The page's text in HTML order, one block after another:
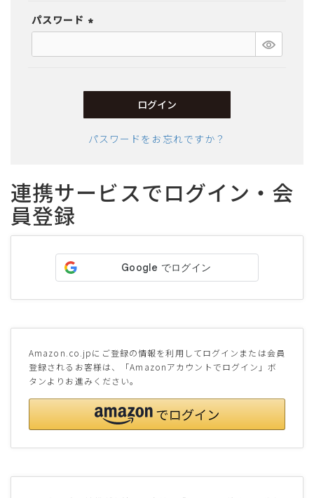
パスワード
須)
ログイン
パスワードをお忘れですか？
連携サービスでログイン・会
員登録
Amazon.co.jpにご登録の情報を利用してログインまたは会員
登録されるお客様は、「Amazonアカウントでログイン」ボ
タンよりお進みください。
サイズ
ヒールの高さ